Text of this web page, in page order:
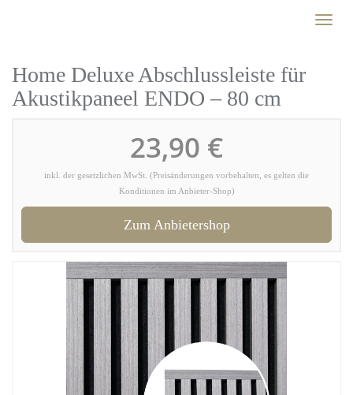
Toggle
Home Deluxe Abschlussleiste für
Akustikpaneel ENDO – 80 cm
23,90 €
inkl. der gesetzlichen MwSt. (Preisänderungen vorbehalten, es gelten die
Konditionen im Anbieter-Shop)
Zum Anbietershop